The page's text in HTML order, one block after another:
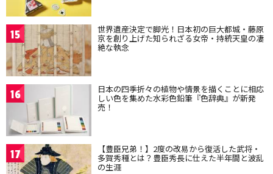
15 世界遺産決定で脚光！日本初の巨大都城・藤原
京を創り上げた知られざる女帝・持統天皇の凄
絶な執念
16 日本の四季折々の植物や情景を描くことに相応
しい色を集めた水彩色鉛筆『色辞典』が新発
売！
17 【豊臣兄弟！】2度の改易から復活した武将・
多賀秀種とは？豊臣秀長に仕えた半年間と波乱
の生涯